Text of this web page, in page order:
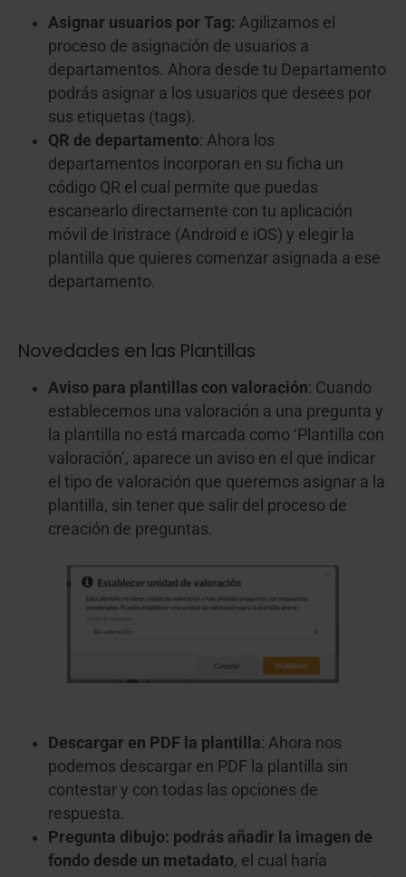
Asignar usuarios por Tag: Agilizamos el
proceso de asignación de usuarios a
departamentos. Ahora desde tu Departamento
podrás asignar a los usuarios que desees por
sus etiquetas (tags).
QR de departamento: Ahora los
departamentos incorporan en su ficha un
código QR el cual permite que puedas
escanearlo directamente con tu aplicación
móvil de Iristrace (Android e iOS) y elegir la
plantilla que quieres comenzar asignada a ese
departamento.
Novedades en las Plantillas
Aviso para plantillas con valoración: Cuando
establecemos una valoración a una pregunta y
la plantilla no está marcada como ‘Plantilla con
valoración’, aparece un aviso en el que indicar
el tipo de valoración que queremos asignar a la
plantilla, sin tener que salir del proceso de
creación de preguntas.
Descargar en PDF la plantilla: Ahora nos
podemos descargar en PDF la plantilla sin
contestar y con todas las opciones de
respuesta.
Pregunta dibujo: podrás añadir la imagen de
fondo desde un metadato, el cual haría